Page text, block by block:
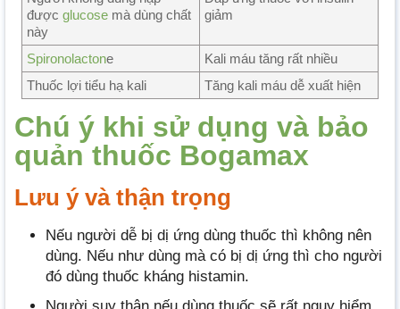
được glucose mà dùng chất
này
giảm
Spironolactone
Kali máu tăng rất nhiều
Thuốc lợi tiểu hạ kali
Tăng kali máu dễ xuất hiện
Chú ý khi sử dụng và bảo
quản thuốc Bogamax
Lưu ý và thận trọng
Nếu người dễ bị dị ứng dùng thuốc thì không nên
dùng. Nếu như dùng mà có bị dị ứng thì cho người
đó dùng thuốc kháng histamin.